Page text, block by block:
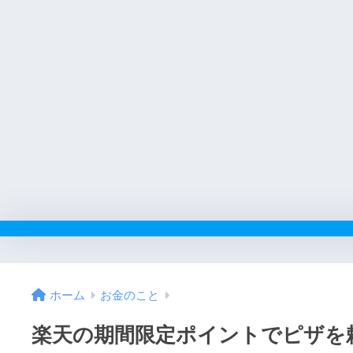
ホーム お金のこと
楽天の期間限定ポイントでピザを